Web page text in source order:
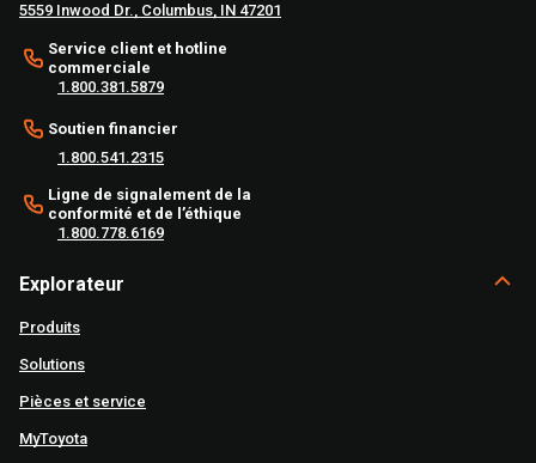
5559 Inwood Dr., Columbus, IN 47201
Service client et hotline
commerciale
1.800.381.5879
Soutien financier
1.800.541.2315
Ligne de signalement de la
conformité et de l’éthique
1.800.778.6169
Explorateur
Produits
Solutions
Pièces et service
MyToyota